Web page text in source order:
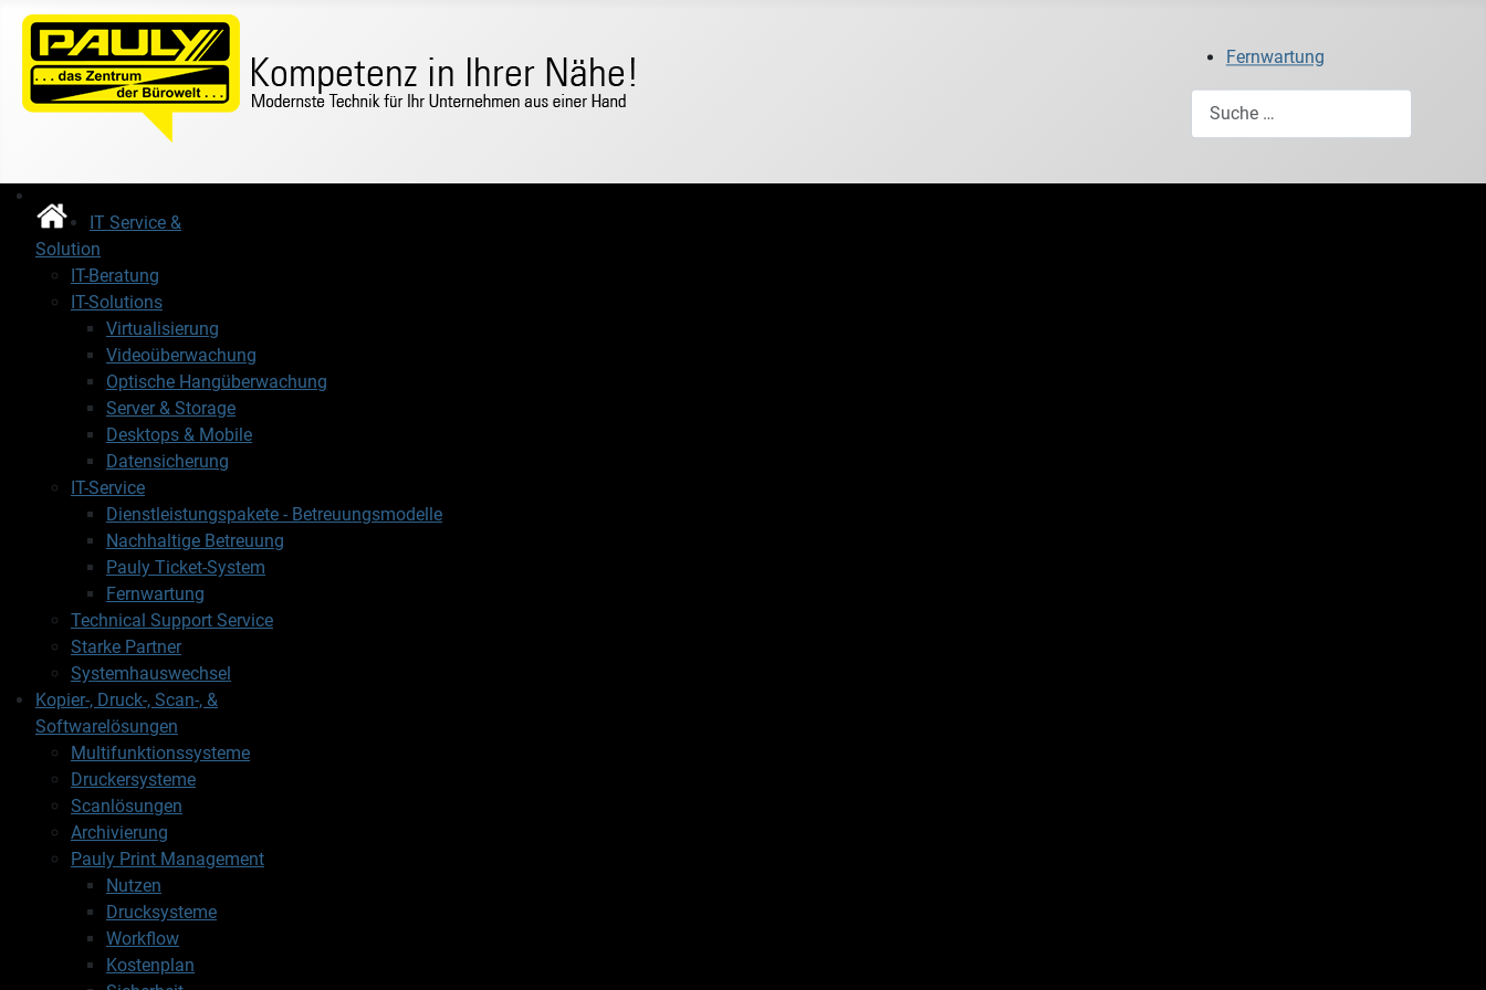
Fernwartung
IT Service &
Solution
IT-Beratung
IT-Solutions
Virtualisierung
Videoüberwachung
Optische Hangüberwachung
Server & Storage
Desktops & Mobile
Datensicherung
IT-Service
Dienstleistungspakete - Betreuungsmodelle
Nachhaltige Betreuung
Pauly Ticket-System
Fernwartung
Technical Support Service
Starke Partner
Systemhauswechsel
Kopier-, Druck-, Scan-, &
Softwarelösungen
Multifunktionssysteme
Druckersysteme
Scanlösungen
Archivierung
Pauly Print Management
Nutzen
Drucksysteme
Workflow
Kostenplan